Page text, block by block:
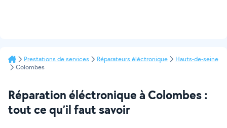
Prestations de services Réparateurs éléctronique
Hauts-de-seine
Colombes
Réparation éléctronique à Colombes :
tout ce qu’il faut savoir